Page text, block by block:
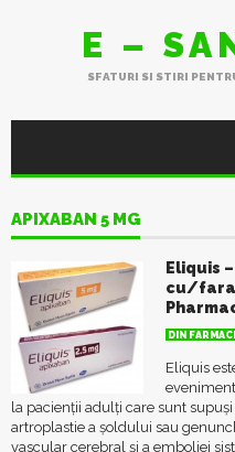
E –
SFATURI SI STIRI
APIXABAN 5 MG
Eliquis
cu/fara
DIN
Eliquis
la pacienţii adulţi care sunt
artroplastie a şoldului sau
vascular cerebral şi a emboliei